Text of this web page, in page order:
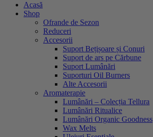
Acasă
Shop
Ofrande de Sezon
Reduceri
Accesorii
Suport Bețișoare și Conuri
Suport de ars pe Cărbune
Suport Lumânări
Suporturi Oil Burners
Alte Accesorii
Aromaterapie
Lumânări – Colecția Tellura
Lumânări Ritualice
Lumânări Organic Goodness
Wax Melts